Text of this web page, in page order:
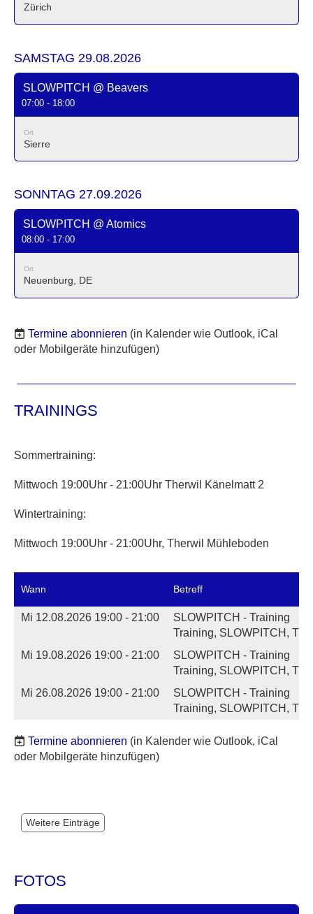
Zürich
SAMSTAG 29.08.2026
SLOWPITCH @ Beavers
07:00 - 18:00
Ort
Sierre
SONNTAG 27.09.2026
SLOWPITCH @ Atomics
08:00 - 17:00
Ort
Neuenburg, DE
Termine abonnieren (in Kalender wie Outlook, iCal
oder Mobilgeräte hinzufügen)
TRAININGS
Sommertraining:
Mittwoch 19:00Uhr - 21:00Uhr Therwil Känelmatt 2
Wintertraining:
Mittwoch 19:00Uhr - 21:00Uhr, Therwil Mühleboden
Wann Betreff
Mi 12.08.2026 19:00 - 21:00
SLOWPITCH - Training
Training, SLOWPITCH,
Mi 19.08.2026 19:00 - 21:00
SLOWPITCH - Training
Training, SLOWPITCH,
Mi 26.08.2026 19:00 - 21:00
SLOWPITCH - Training
Training, SLOWPITCH,
Termine abonnieren (in Kalender wie Outlook, iCal
oder Mobilgeräte hinzufügen)
Weitere Einträge
FOTOS